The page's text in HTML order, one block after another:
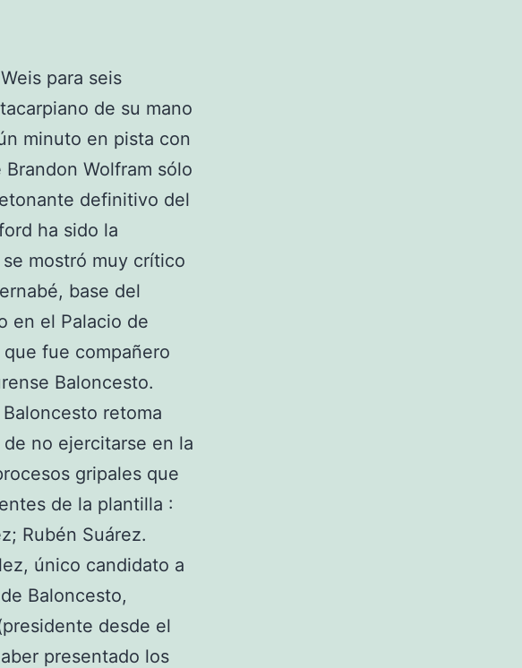
para seis
de su mano
minuto en pista con
Wolfram sólo
definitivo del
ha sido la
se mostró muy crítico
base del
en el Palacio de
fue compañero
Baloncesto.
retoma
no ejercitarse en la
gripales que
de la plantilla :
Rubén Suárez.
único candidato a
Baloncesto,
desde el
presentado los